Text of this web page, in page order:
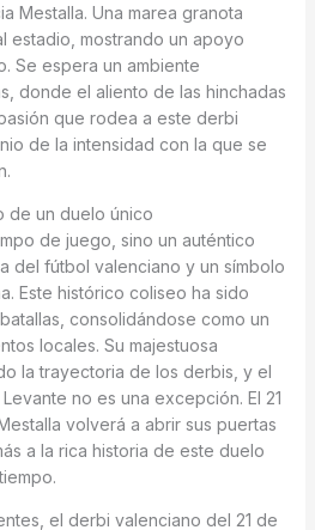
Mestalla. Una marea granota
estadio, mostrando un apoyo
Se espera un ambiente
donde el aliento de las hinchadas
que rodea a este derbi
de la intensidad con la que se
de un duelo único
de juego, sino un auténtico
del fútbol valenciano y un símbolo
Este histórico coliseo ha sido
consolidándose como un
locales. Su majestuosa
la trayectoria de los derbis, y el
no es una excepción. El 21
volverá a abrir sus puertas
a la rica historia de este duelo
el derbi valenciano del 21 de